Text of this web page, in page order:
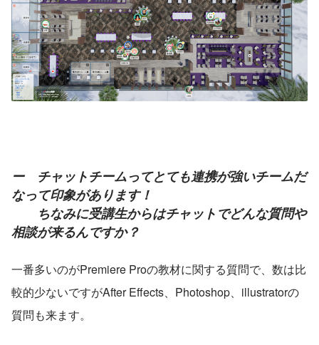
ー　チャットチームってとても連携が強いチームだ
なって印象があります！
ちなみに受講生からはチャットでどんな質問や
相談が来るんですか？
一番多いのがPremiere Proの教材に関する質問で、数は比
較的少ないですがAfter Effects、Photoshop、illustratorの
質問も来ます。